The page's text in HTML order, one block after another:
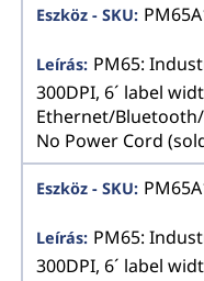
PM65:
300DPI, 6´ label
Ethernet/Bluetooth/
No Power Cord
PM65:
300DPI, 6´ label